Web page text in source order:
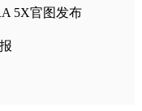
5X官图发布